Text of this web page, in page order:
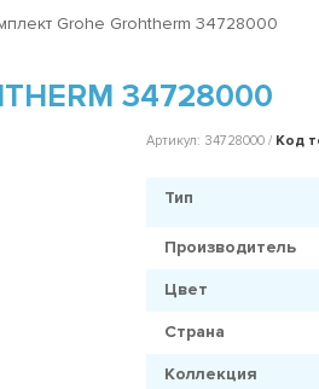
Grohe Grohtherm 34728000
34728000
Артикул: 34728000 / Код
Тип
Производитель
Цвет
Страна
Коллекция